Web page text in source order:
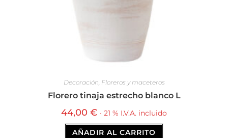
Decoración, Floreros y maceteros
Florero tinaja estrecho blanco L
44,00 € · 21 % I.V.A. incluido
AÑADIR AL CARRITO